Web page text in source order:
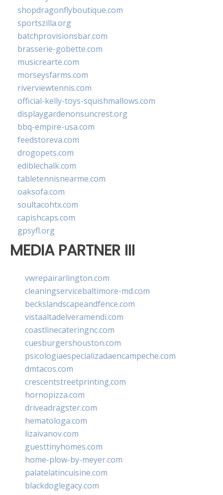
shopdragonflyboutique.com
sportszilla.org
batchprovisionsbar.com
brasserie-gobette.com
musicrearte.com
morseysfarms.com
riverviewtennis.com
official-kelly-toys-squishmallows.com
displaygardenonsuncrest.org
bbq-empire-usa.com
feedstoreva.com
drogopets.com
ediblechalk.com
tabletennisnearme.com
oaksofa.com
soultacohtx.com
capishcaps.com
gpsyfl.org
MEDIA PARTNER III
vwrepairarlington.com
cleaningservicebaltimore-md.com
beckslandscapeandfence.com
vistaaltadelveramendi.com
coastlinecateringnc.com
cuesburgershouston.com
psicologiaespecializadaencampeche.com
dmtacos.com
crescentstreetprinting.com
hornopizza.com
driveadragster.com
hematologa.com
lizaivanov.com
guesttinyhomes.com
home-plow-by-meyer.com
palatelatincuisine.com
blackdoglegacy.com